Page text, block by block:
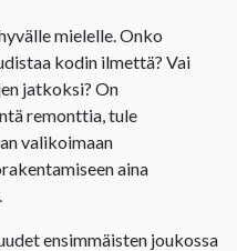
mielelle. Onko
kodin ilmettä? Vai
jatkoksi? On
remonttia, tule
valikoimaan
aina
ensimmäisten joukossa